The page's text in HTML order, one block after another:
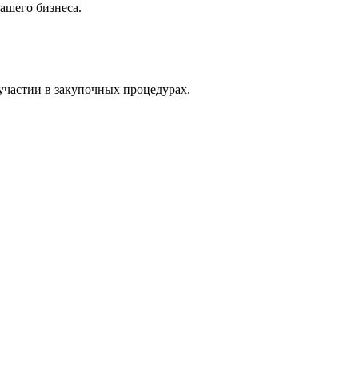
бизнеса.
в закупочных процедурах.